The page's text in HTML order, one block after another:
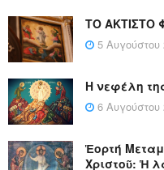
ΤΟ ΑΚΤΙΣΤΟ
5 Αυγούστου
Η νεφέλη
6 Αυγούστου
Ἑορτή
Χριστοῦ: Ἡ